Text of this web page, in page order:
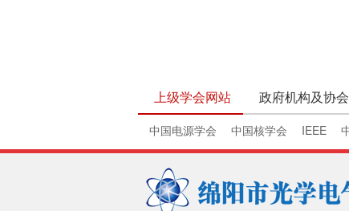
上级学会网站 政府机构及协会
中国电源学会 中国核学会 IEEE